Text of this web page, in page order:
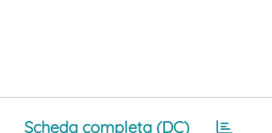
Scheda completa (DC)